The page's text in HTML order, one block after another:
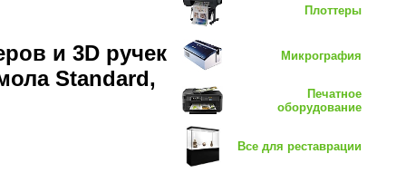
и 3D ручек
Standard,
Плоттеры
Микрография
Печатное
оборудование
Все для реставрации